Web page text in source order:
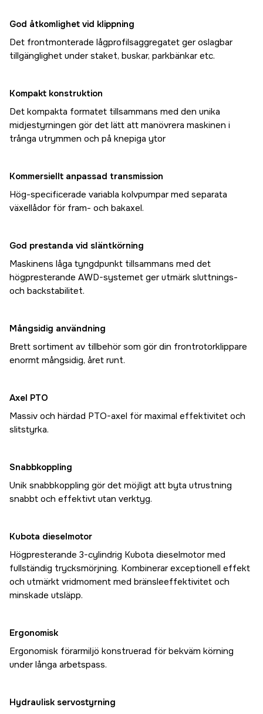
God åtkomlighet vid klippning
Det frontmonterade lågprofilsaggregatet ger oslagbar
tillgänglighet under staket, buskar, parkbänkar etc.
Kompakt konstruktion
Det kompakta formatet tillsammans med den unika
midjestyrningen gör det lätt att manövrera maskinen i
trånga utrymmen och på knepiga ytor
Kommersiellt anpassad transmission
Hög-specificerade variabla kolvpumpar med separata
växellådor för fram- och bakaxel.
God prestanda vid släntkörning
Maskinens låga tyngdpunkt tillsammans med det
högpresterande AWD-systemet ger utmärk sluttnings-
och backstabilitet.
Mångsidig användning
Brett sortiment av tillbehör som gör din frontrotorklippare
enormt mångsidig, året runt.
Axel PTO
Massiv och härdad PTO-axel för maximal effektivitet och
slitstyrka.
Snabbkoppling
Unik snabbkoppling gör det möjligt att byta utrustning
snabbt och effektivt utan verktyg.
Kubota dieselmotor
Högpresterande 3-cylindrig Kubota dieselmotor med
fullständig trycksmörjning. Kombinerar exceptionell effekt
och utmärkt vridmoment med bränsleeffektivitet och
minskade utsläpp.
Ergonomisk
Ergonomisk förarmiljö konstruerad för bekväm körning
under långa arbetspass.
Hydraulisk servostyrning